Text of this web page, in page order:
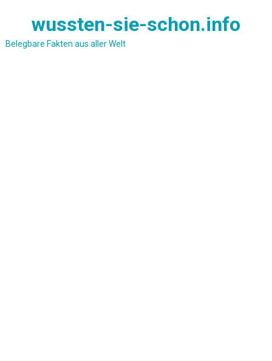
wussten-sie-schon.info
Belegbare Fakten aus aller Welt